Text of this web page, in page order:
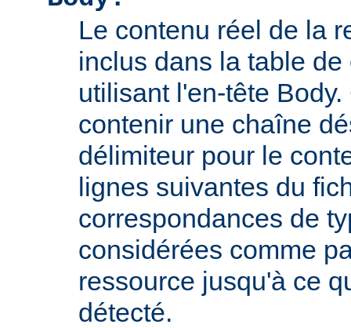
Le contenu réel de la
inclus dans la table
utilisant l'en-tête
contenir une chaîne
délimiteur pour le
lignes suivantes du
correspondances de
considérées comme
ressource jusqu'à ce
détecté.